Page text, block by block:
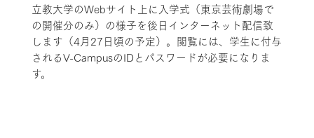
立教大学のWebサイト上に入学式（東京芸術劇場で
の開催分のみ）の様子を後日インターネット配信致
します（4月27日頃の予定）。閲覧には、学生に付与
されるV-CampusのIDとパスワードが必要になりま
す。